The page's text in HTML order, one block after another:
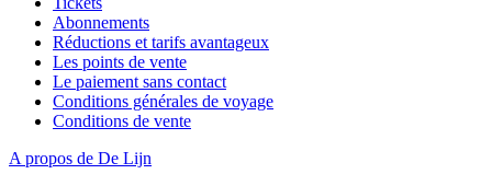
Abonnements
Réductions et tarifs avantageux
Les points de vente
Le paiement sans contact
Conditions générales de voyage
Conditions de vente
A propos de De Lijn